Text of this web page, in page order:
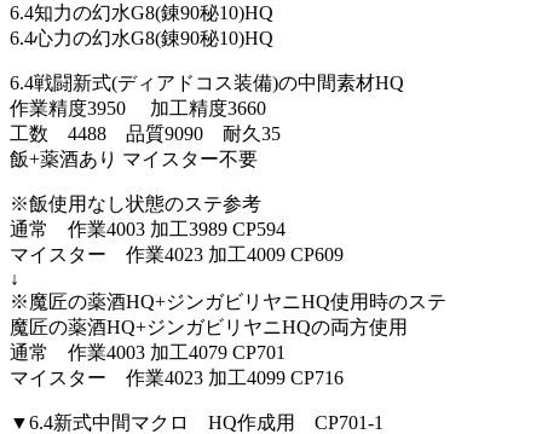
6.4知力の幻水G8(錬90秘10)HQ
6.4心力の幻水G8(錬90秘10)HQ
6.4戦闘新式(ディアドコス装備)の中間素材HQ
作業精度3950 加工精度3660
工数 4488 品質9090 耐久35
飯+薬酒あり マイスター不要
※飯使用なし状態のステ参考
通常 作業4003 加工3989 CP594
マイスター 作業4023 加工4009 CP609
↓
※魔匠の薬酒HQ+ジンガビリヤニHQ使用時のステ
魔匠の薬酒HQ+ジンガビリヤニHQの両方使用
通常 作業4003 加工4079 CP701
マイスター 作業4023 加工4099 CP716
▼6.4新式中間マクロ HQ作成用 CP701-1